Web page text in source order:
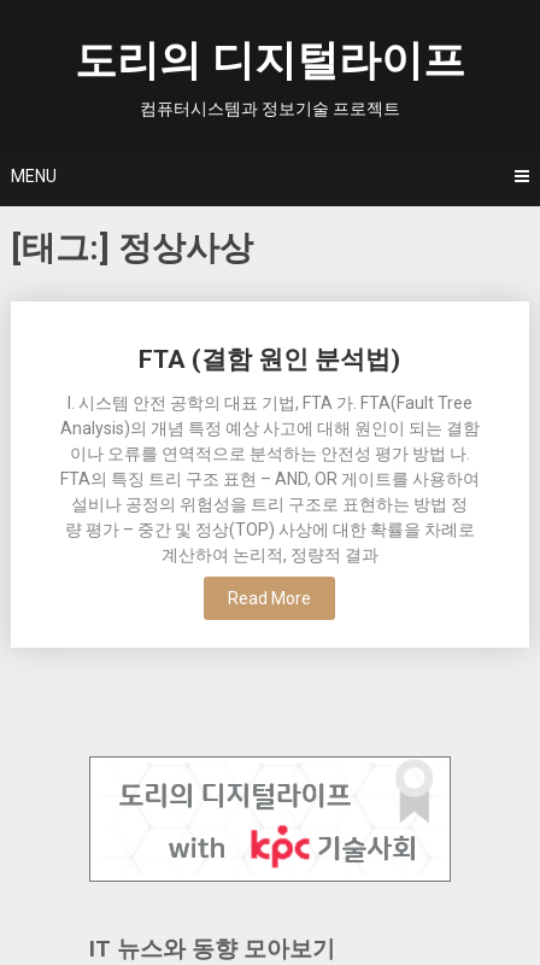
도리의 디지털라이프
컴퓨터시스템과 정보기술 프로젝트
MENU
[태그:] 정상사상
FTA (결함 원인 분석법)
I. 시스템 안전 공학의 대표 기법, FTA 가. FTA(Fault Tree
Analysis)의 개념 특정 예상 사고에 대해 원인이 되는 결함
이나 오류를 연역적으로 분석하는 안전성 평가 방법 나.
FTA의 특징 트리 구조 표현 – AND, OR 게이트를 사용하여
설비나 공정의 위험성을 트리 구조로 표현하는 방법 정
량 평가 – 중간 및 정상(TOP) 사상에 대한 확률을 차례로
계산하여 논리적, 정량적 결과
Read More
navigation
IT 뉴스와 동향 모아보기